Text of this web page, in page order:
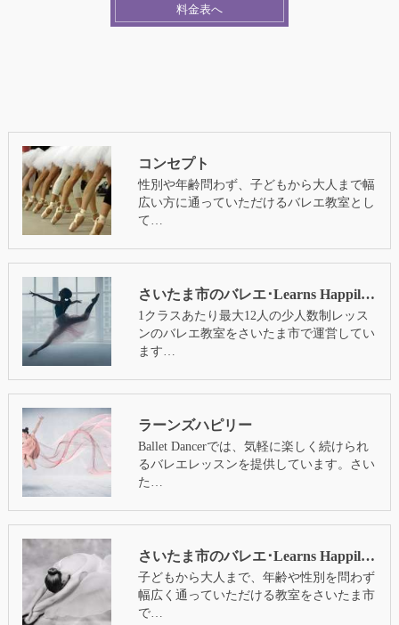
料金表へ
コンセプト
性別や年齢問わず、子どもから大人まで幅
広い方に通っていただけるバレエ教室とし
て…
さいたま市のバレエ･Learns Happilyの口コミ情報
1クラスあたり最大12人の少人数制レッス
ンのバレエ教室をさいたま市で運営してい
ます…
ラーンズハピリー
Ballet Dancerでは、気軽に楽しく続けられ
るバレエレッスンを提供しています。さい
た…
さいたま市のバレエ･Learns Happilyの評判
子どもから大人まで、年齢や性別を問わず
幅広く通っていただける教室をさいたま市
で…